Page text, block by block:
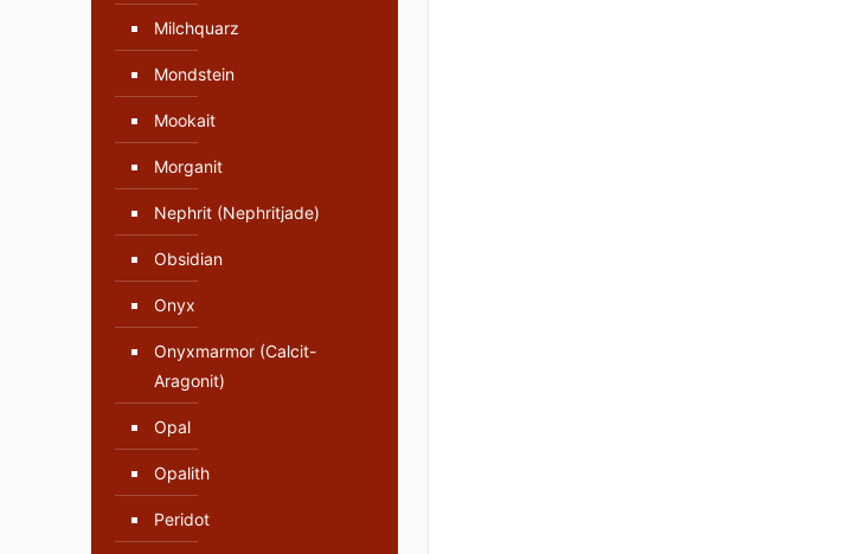
Milchquarz
Mondstein
Mookait
Morganit
Nephrit (Nephritjade)
Obsidian
Onyx
Onyxmarmor (Calcit-
Aragonit)
Opal
Opalith
Peridot